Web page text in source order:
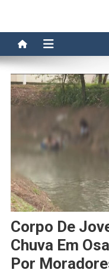
Corpo De
Chuva Em
Por